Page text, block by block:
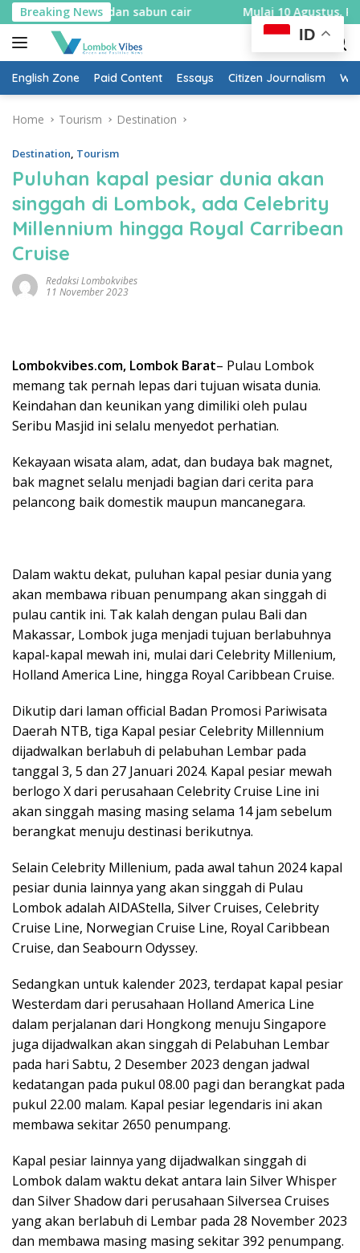
Skip
to
content
Breaking News
dan sabun cair Mulai 10 Agustus, Rembiga
English Zone Paid Content Essays Citizen Journalism
Home Tourism Destination
Destination, Tourism
Puluhan kapal pesiar dunia akan
singgah di Lombok, ada Celebrity
Millennium hingga Royal Carribean
Cruise
Redaksi Lombokvibes
11 November 2023
Lombokvibes.com, Lombok Barat– Pulau Lombok
memang tak pernah lepas dari tujuan wisata dunia.
Keindahan dan keunikan yang dimiliki oleh pulau
Seribu Masjid ini selalu menyedot perhatian.
Kekayaan wisata alam, adat, dan budaya bak magnet,
bak magnet selalu menjadi bagian dari cerita para
pelancong baik domestik maupun mancanegara.
Dalam waktu dekat, puluhan kapal pesiar dunia yang
akan membawa ribuan penumpang akan singgah di
pulau cantik ini. Tak kalah dengan pulau Bali dan
Makassar, Lombok juga menjadi tujuan berlabuhnya
kapal-kapal mewah ini, mulai dari Celebrity Millenium,
Holland America Line, hingga Royal Caribbean Cruise.
Dikutip dari laman official Badan Promosi Pariwisata
Daerah NTB, tiga Kapal pesiar Celebrity Millennium
dijadwalkan berlabuh di pelabuhan Lembar pada
tanggal 3, 5 dan 27 Januari 2024. Kapal pesiar mewah
berlogo X dari perusahaan Celebrity Cruise Line ini
akan singgah masing masing selama 14 jam sebelum
berangkat menuju destinasi berikutnya.
Selain Celebrity Millenium, pada awal tahun 2024 kapal
pesiar dunia lainnya yang akan singgah di Pulau
Lombok adalah AIDAStella, Silver Cruises, Celebrity
Cruise Line, Norwegian Cruise Line, Royal Caribbean
Cruise, dan Seabourn Odyssey.
Sedangkan untuk kalender 2023, terdapat kapal pesiar
Westerdam dari perusahaan Holland America Line
dalam perjalanan dari Hongkong menuju Singapore
juga dijadwalkan akan singgah di Pelabuhan Lembar
pada hari Sabtu, 2 Desember 2023 dengan jadwal
kedatangan pada pukul 08.00 pagi dan berangkat pada
pukul 22.00 malam. Kapal pesiar legendaris ini akan
membawa sekitar 2650 penumpang.
Kapal pesiar lainnya yang dijadwalkan singgah di
Lombok dalam waktu dekat antara lain Silver Whisper
dan Silver Shadow dari perusahaan Silversea Cruises
yang akan berlabuh di Lembar pada 28 November 2023
dan membawa masing masing sekitar 392 penumpang.
ID